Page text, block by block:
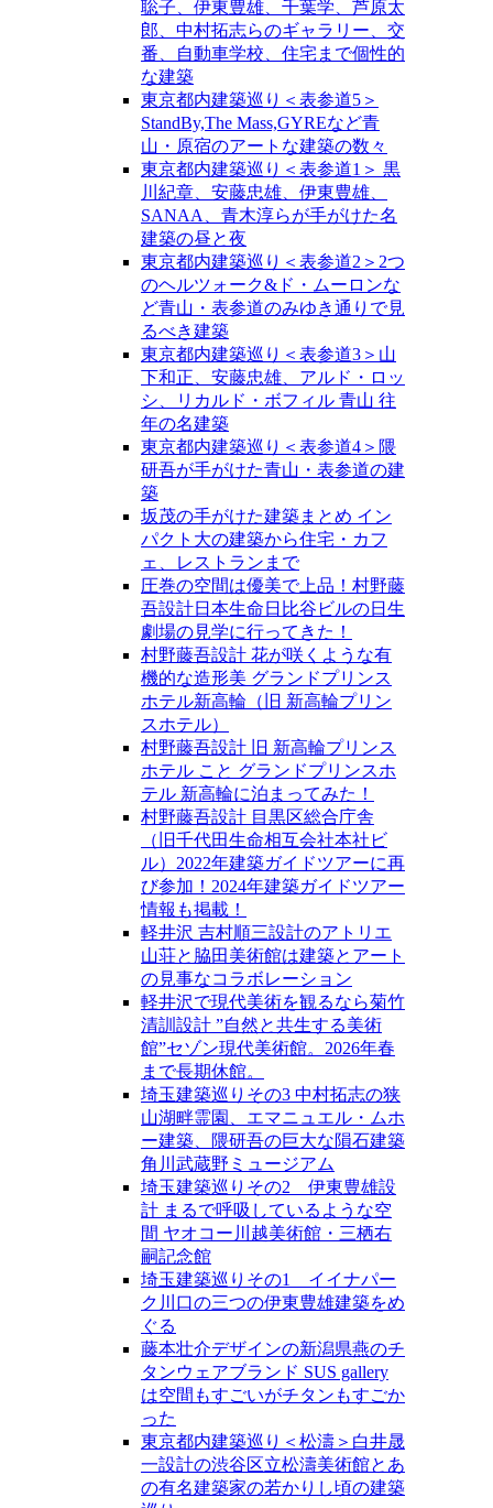
聡子、伊東豊雄、千葉学、芦原太
郎、中村拓志らのギャラリー、交
番、自動車学校、住宅まで個性的
な建築
東京都内建築巡り＜表参道5＞
StandBy,The Mass,GYREなど青
山・原宿のアートな建築の数々
東京都内建築巡り＜表参道1＞ 黒
川紀章、安藤忠雄、伊東豊雄、
SANAA、青木淳らが手がけた名
建築の昼と夜
東京都内建築巡り＜表参道2＞2つ
のヘルツォーク&ド・ムーロンな
ど青山・表参道のみゆき通りで見
るべき建築
東京都内建築巡り＜表参道3＞山
下和正、安藤忠雄、アルド・ロッ
シ、リカルド・ボフィル 青山 往
年の名建築
東京都内建築巡り＜表参道4＞隈
研吾が手がけた青山・表参道の建
築
坂茂の手がけた建築まとめ イン
パクト大の建築から住宅・カフ
ェ、レストランまで
圧巻の空間は優美で上品！村野藤
吾設計日本生命日比谷ビルの日生
劇場の見学に行ってきた！
村野藤吾設計 花が咲くような有
機的な造形美 グランドプリンス
ホテル新高輪（旧 新高輪プリン
スホテル）
村野藤吾設計 旧 新高輪プリンス
ホテル こと グランドプリンスホ
テル 新高輪に泊まってみた！
村野藤吾設計 目黒区総合庁舎
（旧千代田生命相互会社本社ビ
ル）2022年建築ガイドツアーに再
び参加！2024年建築ガイドツアー
情報も掲載！
軽井沢 吉村順三設計のアトリエ
山荘と脇田美術館は建築とアート
の見事なコラボレーション
軽井沢で現代美術を観るなら菊竹
清訓設計 ”自然と共生する美術
館”セゾン現代美術館。2026年春
まで長期休館。
埼玉建築巡りその3 中村拓志の狭
山湖畔霊園、エマニュエル・ムホ
ー建築、隈研吾の巨大な隕石建築
角川武蔵野ミュージアム
埼玉建築巡りその2 伊東豊雄設
計 まるで呼吸しているような空
間 ヤオコー川越美術館・三栖右
嗣記念館
埼玉建築巡りその1 イイナパー
ク川口の三つの伊東豊雄建築をめ
ぐる
藤本壮介デザインの新潟県燕のチ
タンウェアブランド SUS gallery
は空間もすごいがチタンもすごか
った
東京都内建築巡り＜松濤＞白井晟
一設計の渋谷区立松濤美術館とあ
の有名建築家の若かりし頃の建築